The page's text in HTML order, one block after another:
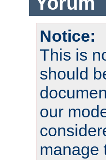
Notice:
This is
should
our
manage